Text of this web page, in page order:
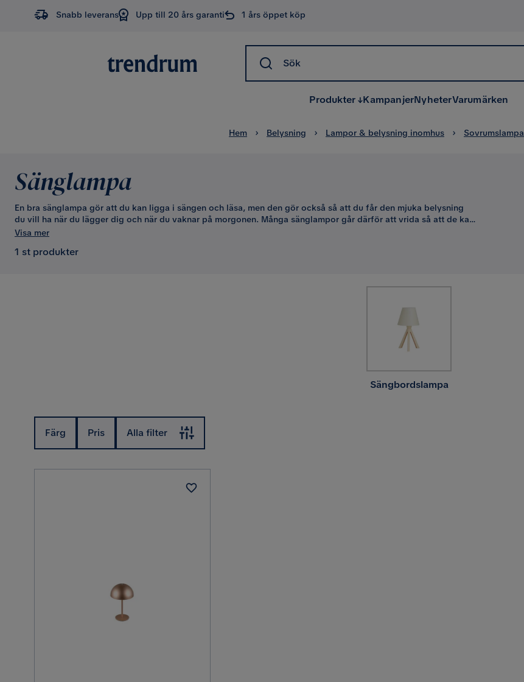
Snabb leverans Upp till 20 års garanti 1 års öppet köp
Sök
Produkter KampanjerNyheterVarumärken
Hem Belysning Lampor & belysning inomhus Sovrumslampa
Sänglampa
En bra sänglampa gör att du kan ligga i sängen och läsa, men den gör också så att du får den mjuka belysning
du vill ha när du lägger dig och när du vaknar på morgonen. Många sänglampor går därför att vrida så att de kan
fungera som läslampa när du riktar ljuset mot dig. Vrider du din sänglampa och riktar ljuset mot taket eller
Visa mer
1 st produkter
Sängbordslampa
Färg Pris Alla filter